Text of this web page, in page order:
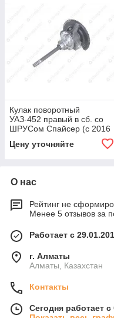
Кулак поворотный
УАЗ-452 правый в сб. со
ШРУСом Спайсер (с 2016
Цену уточняйте
О нас
Рейтинг не
Менее 5 отзывов за
Работает с
г. Алматы
Алматы, Казахстан
Контакты
Сегодня работает